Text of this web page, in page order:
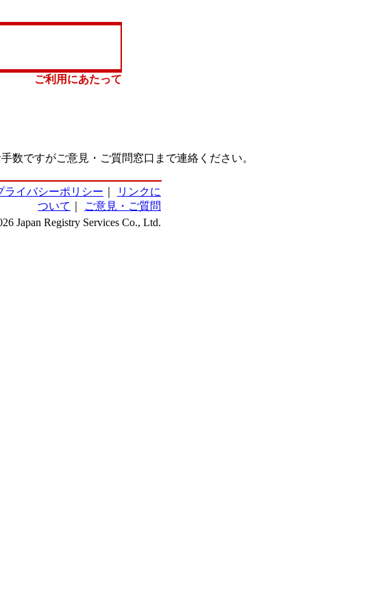
ご利用にあたって
数ですがご意見・ご質問窓口まで連絡ください。
ライバシーポリシー
リンクに
ついて
ご意見・ご質問
Japan Registry Services Co., Ltd.